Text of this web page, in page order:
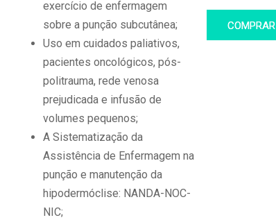
exercício de enfermagem
sobre a punção subcutânea;
Uso em cuidados paliativos,
pacientes oncológicos, pós-
politrauma, rede venosa
prejudicada e infusão de
volumes pequenos;
A Sistematização da
Assistência de Enfermagem na
punção e manutenção da
hipodermóclise: NANDA-NOC-
NIC;
COMPRAR